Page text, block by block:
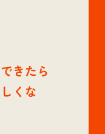
きたら
くな